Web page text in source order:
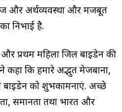
और अर्थव्यवस्था और मजबूत
निभाई है.
और प्रथम महिला जिल बाइडेन की
कहा कि हमारे अद्भुत मेजबानों,
बाइडेन को शुभकामनाएं. अच्छे
समानता तथा भारत और